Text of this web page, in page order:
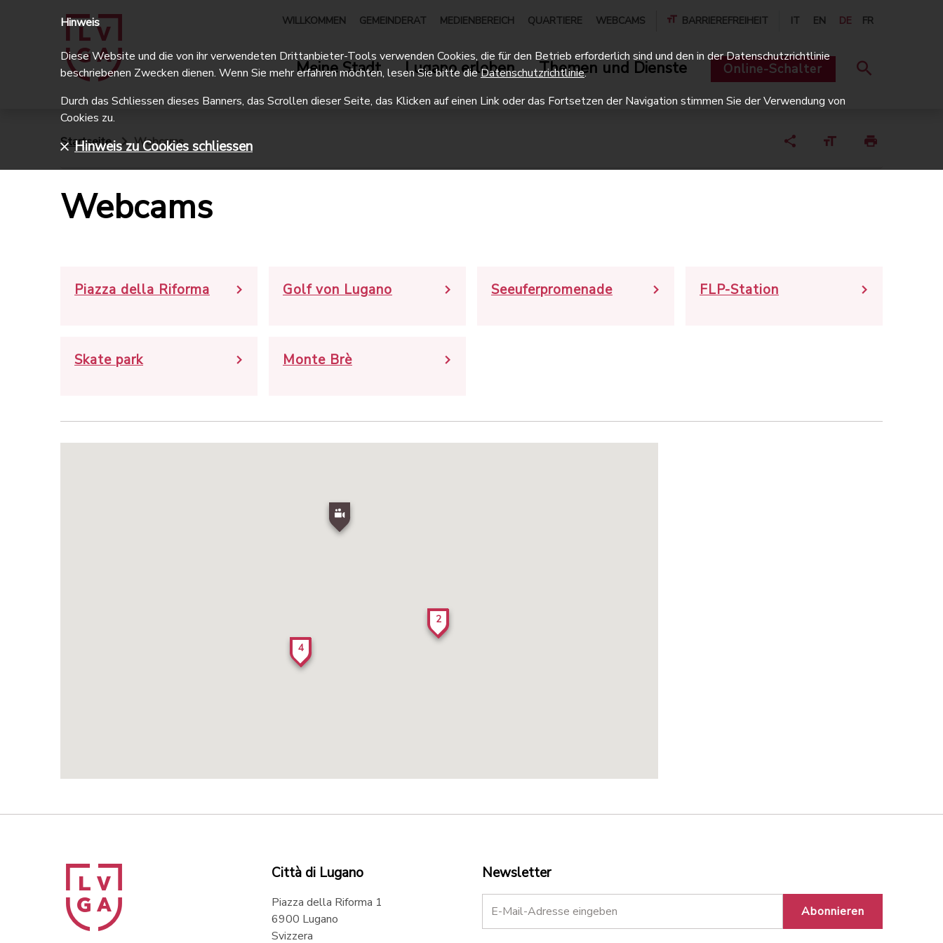
WILLKOMMEN GEMEINDERAT MEDIENBEREICH QUARTIERE WEBCAMS BARRIEREFREIHEIT IT EN DE FR
Meine Stadt Lugano erleben Themen und Dienste Online-Schalter
Startseite Webcams
Webcams
Piazza della Riforma Golf von Lugano Seeuferpromenade FLP-Station
Skate park Monte Brè
4
2
Città di Lugano
Piazza della Riforma 1
6900 Lugano
Svizzera
Newsletter
Abonnieren
Hinweis
Diese Website und die von ihr verwendeten Drittanbieter-Tools verwenden Cookies, die für den Betrieb erforderlich sind und den in der Datenschutzrichtlinie
beschriebenen Zwecken dienen. Wenn Sie mehr erfahren möchten, lesen Sie bitte dieDatenschutzrichtlinie.
Durch das Schliessen dieses Banners, das Scrollen dieser Seite, das Klicken auf einen Link oder das Fortsetzen der Navigation stimmen Sie der Verwendung von
Cookies zu.
Hinweis zu Cookies schliessen